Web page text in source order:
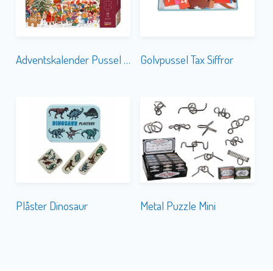
Adventskalender Pussel Julmarknad Golvpussel Tax Siffror
Plåster Dinosaur Metal Puzzle Mini